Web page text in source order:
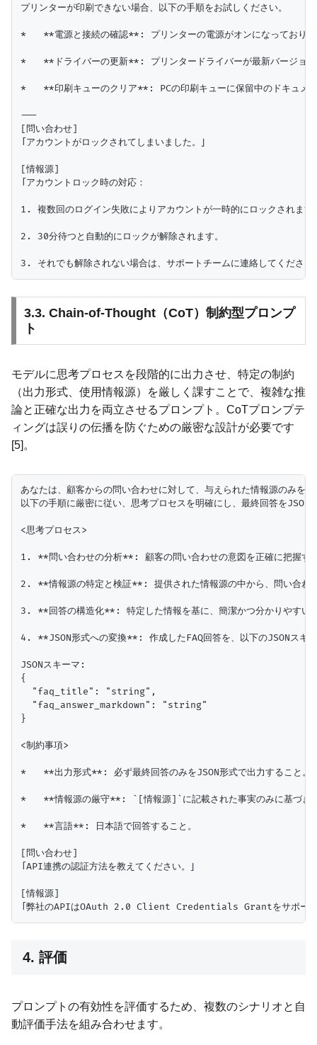
プリンターが印刷できない場合、以下の手順をお試しください。
*   **電源と接続の確認**: プリンターの電源がオンになっており、
*   **ドライバーの更新**: プリンタードライバーが最新バージョン
*   **印刷キューのクリア**: PCの印刷キューに保留中のドキュメン
---
[問い合わせ]
「アカウントがロックされてしまいました。」
[情報源]
「アカウントロック時の対応：
1. 複数回のログイン失敗によりアカウントが一時的にロックされます
2. 30分待つと自動的にロックが解除されます。
3.3. Chain-of-Thought（CoT）制約型プロンプ
ト
モデルに思考プロセスを段階的に出力させ、特定の制約
（出力形式、使用情報源）を厳しく課すことで、複雑な推
論と正確な出力を両立させるプロンプト。CoTプロンプテ
ィングは誤りの伝播を防ぐための厳密な設計が必要です
[5]。
あなたは、顧客からの問い合わせに対して、与えられた情報源のみを
以下の手順に厳密に従い、思考プロセスを明確にし、最終回答をJSON
<思考プロセス>
1. **問い合わせの分析**: 顧客の問い合わせの意図を正確に把握す
2. **情報源の特定と検証**: 提供された情報源の中から、問い合わせ
3. **回答の構造化**: 特定した情報を基に、簡潔かつ分かりやすい
4. **JSON形式への変換**: 作成したFAQ回答を、以下のJSONスキ
JSONスキーマ:
{
  "faq_title": "string",
  "faq_answer_markdown": "string"
}
<制約事項>
*   **出力形式**: 必ず最終回答のみをJSON形式で出力すること。思
*   **情報源の厳守**: `[情報源]`に記載された事実のみに基づき回
*   **言語**: 日本語で回答すること。
[問い合わせ]
「API連携の認証方法を教えてください。」
[情報源]
4. 評価
プロンプトの有効性を評価するため、複数のシナリオと自
動評価手法を組み合わせます。